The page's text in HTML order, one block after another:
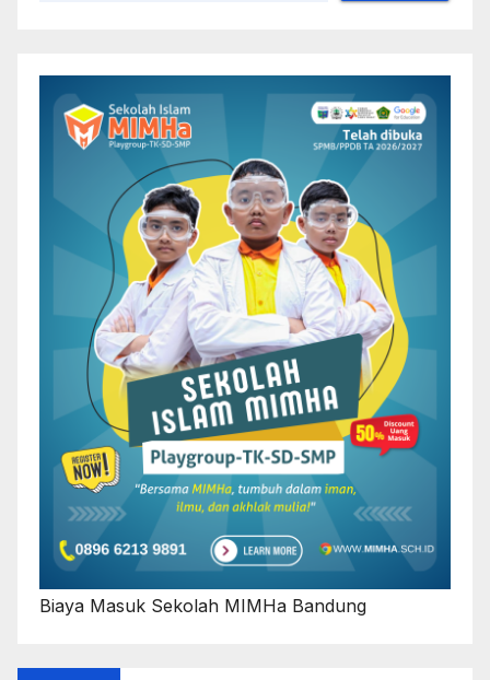
Biaya Masuk Sekolah MIMHa Bandung